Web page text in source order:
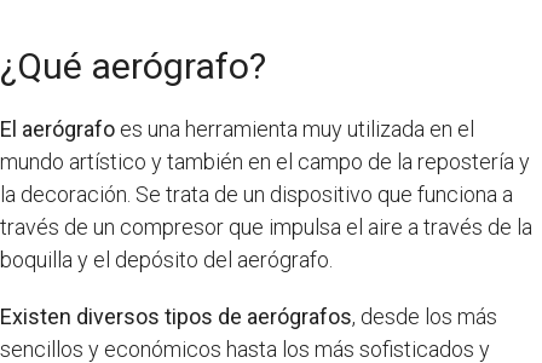
¿Qué aerógrafo?
El aerógrafo es una herramienta muy utilizada en el
mundo artístico y también en el campo de la repostería y
la decoración. Se trata de un dispositivo que funciona a
través de un compresor que impulsa el aire a través de la
boquilla y el depósito del aerógrafo.
Existen diversos tipos de aerógrafos, desde los más
sencillos y económicos hasta los más sofisticados y